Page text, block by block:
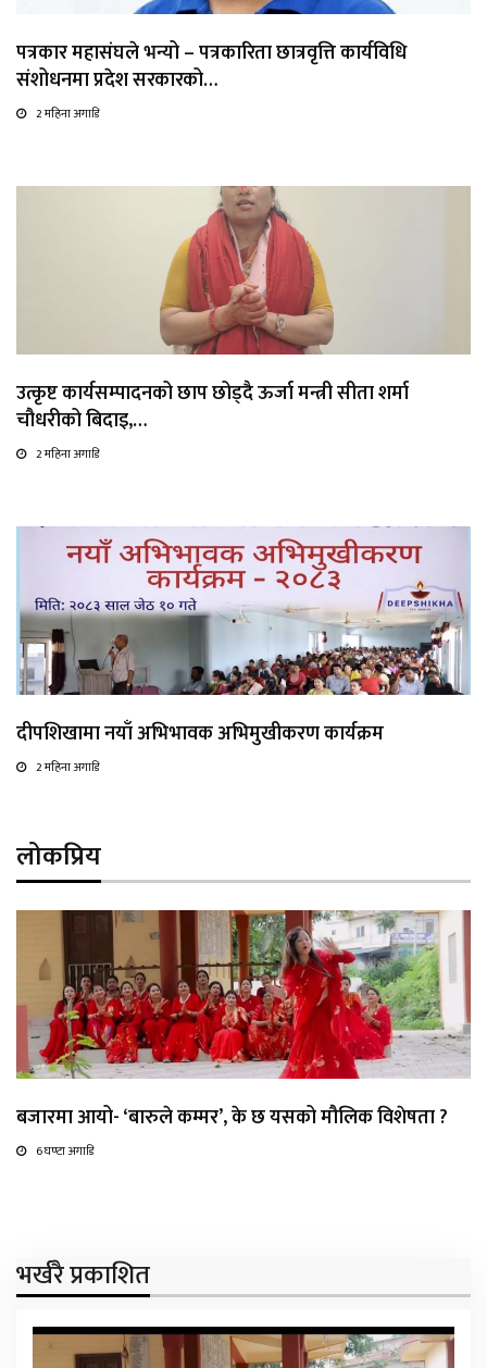
पत्रकार महासंघले भन्यो – पत्रकारिता छात्रवृत्ति कार्यविधि
संशोधनमा प्रदेश सरकारको…
2 महिना अगाडि
उत्कृष्ट कार्यसम्पादनको छाप छोड्दै ऊर्जा मन्त्री सीता शर्मा
चौधरीको बिदाइ,…
2 महिना अगाडि
दीपशिखामा नयाँ अभिभावक अभिमुखीकरण कार्यक्रम
2 महिना अगाडि
लोकप्रिय
बजारमा आयो- ‘बारुले कम्मर’, के छ यसको मौलिक विशेषता ?
6 घण्टा अगाडि
भर्खरै प्रकाशित